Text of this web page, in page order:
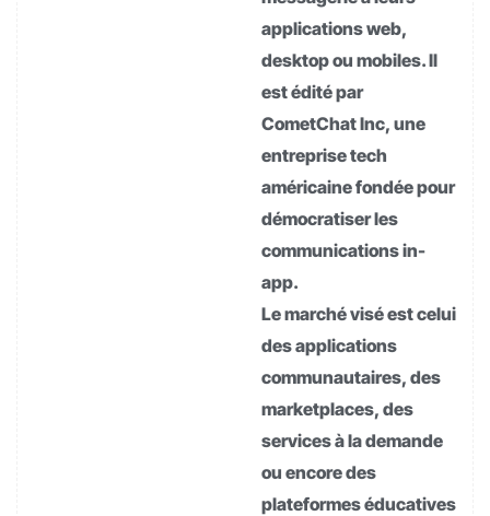
applications web,
desktop ou mobiles. Il
est édité par
CometChat Inc, une
entreprise tech
américaine fondée pour
démocratiser les
communications in-
app.
Le marché visé est celui
des applications
communautaires, des
marketplaces, des
services à la demande
ou encore des
plateformes éducatives